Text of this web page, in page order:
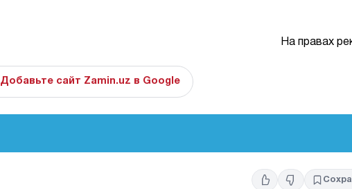
На правах
Добавьте сайт Zamin.uz в Google